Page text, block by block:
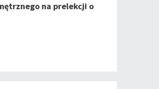
na prelekcji o